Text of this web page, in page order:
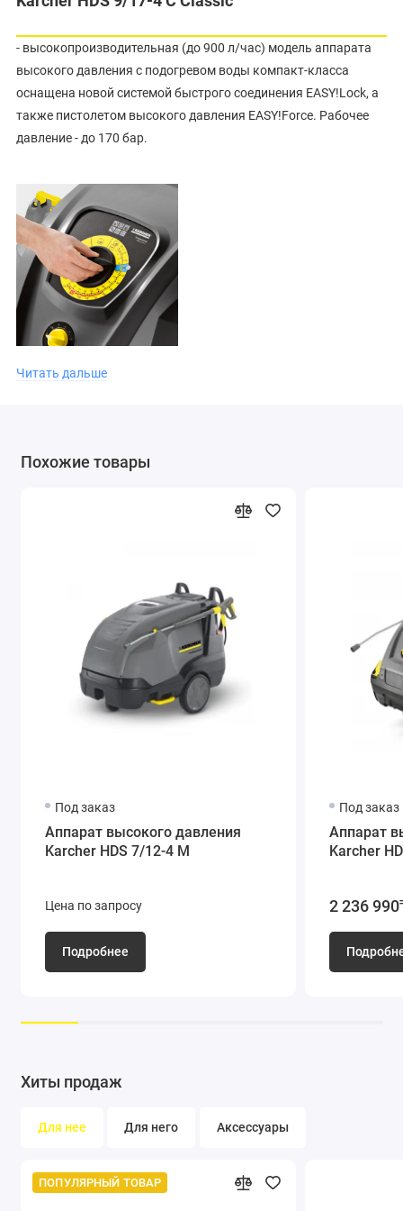
- высокопроизводительная (до 900 л/час) модель аппарата
высокого давления с подогревом воды компакт-класса
оснащена новой системой быстрого соединения EASY!Lock, а
также пистолетом высокого давления EASY!Force. Рабочее
давление - до 170 бар.
Режим eco!efficiency обеспечивает рентабельную и
Удобство для пользователя
Интуитивное управление при помощи единственного
поворотного переключателя. Бак с большим отверстием и
Удобство хранения
HDS 9/17-4 C Classic
Читать дальше
Похожие товары
Под заказ
Аппарат высокого давления
Karcher HDS 7/12-4 M
Цена по запросу
Подробнее
Под заказ
Аппарат
Karcher
2 236
Хиты продаж
Для нее Для него Аксессуары
ПОПУЛЯРНЫЙ ТОВАР